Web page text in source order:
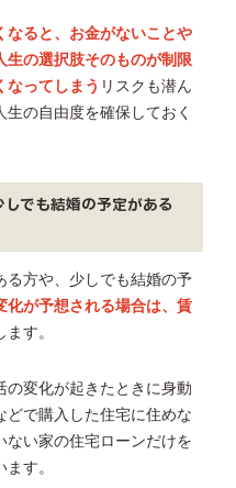
なると、お金がないことや
生の選択肢そのものが制限
なってしまう リスクも潜ん
の自由度を確保しておく
でも結婚の予定がある
る方や、少しでも結婚の予
化が予想される場合は、賃
ます。
の変化が起きたときに身動
どで購入した住宅に住めな
ない家の住宅ローンだけを
す。